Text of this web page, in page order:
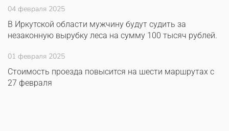
04 февраля 2025
В Иркутской области мужчину будут судить за
незаконную вырубку леса на сумму 100 тысяч рублей.
01 февраля 2025
Стоимость проезда повысится на шести маршрутах с
27 февраля